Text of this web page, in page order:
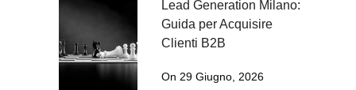
Lead Generation Milano:
Guida per Acquisire
Clienti B2B
On 29 Giugno, 2026